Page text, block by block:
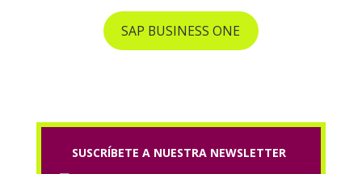
SAP BUSINESS ONE
SUSCRÍBETE A NUESTRA NEWSLETTER